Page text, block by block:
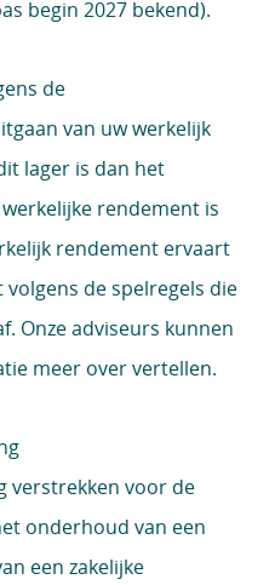
begin 2027 bekend).
de
van uw werkelijk
lager is dan het
rendement is
rendement ervaart
de spelregels die
Onze adviseurs kunnen
meer over vertellen.
verstrekken voor de
onderhoud van een
een zakelijke